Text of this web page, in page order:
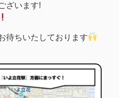
ざいます!
待ちいたしております